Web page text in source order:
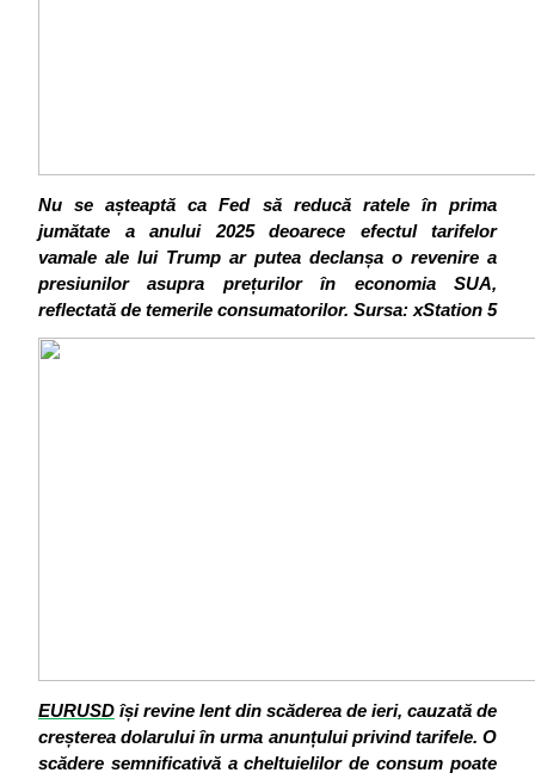
Nu se așteaptă ca Fed să reducă ratele în prima
jumătate a anului 2025 deoarece efectul tarifelor
vamale ale lui Trump ar putea declanșa o revenire a
presiunilor asupra prețurilor în economia SUA,
reflectată de temerile consumatorilor. Sursa: xStation 5
EURUSD își revine lent din scăderea de ieri, cauzată de
creșterea dolarului în urma anunțului privind tarifele. O
scădere semnificativă a cheltuielilor de consum poate